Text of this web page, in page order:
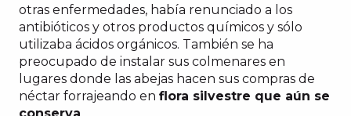
otras enfermedades, había renunciado a los
antibióticos y otros productos químicos y sólo
utilizaba ácidos orgánicos. También se ha
preocupado de instalar sus colmenares en
lugares donde las abejas hacen sus compras de
néctar forrajeando en flora silvestre que aún se